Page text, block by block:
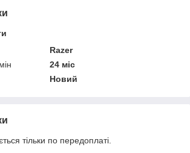
Razer
24 міс
Новий
тільки по передоплаті.